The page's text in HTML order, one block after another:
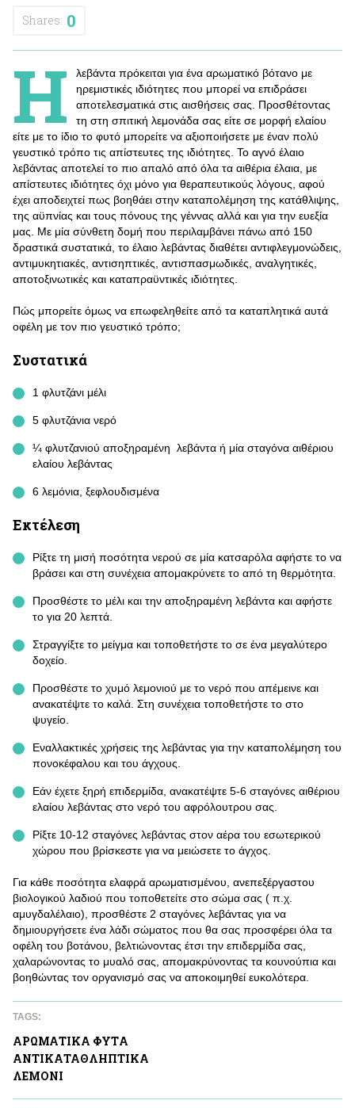
Shares: 0
Η
λεβάντα πρόκειται για ένα αρωματικό βότανο με
ηρεμιστικές ιδιότητες που μπορεί να επιδράσει
αποτελεσματικά στις αισθήσεις σας. Προσθέτοντας
τη στη σπιτική λεμονάδα σας είτε σε μορφή ελαίου
είτε με το ίδιο το φυτό μπορείτε να αξιοποιήσετε με έναν πολύ
γευστικό τρόπο τις απίστευτες της ιδιότητες. Το αγνό έλαιο
λεβάντας αποτελεί το πιο απαλό από όλα τα αιθέρια έλαια, με
απίστευτες ιδιότητες όχι μόνο για θεραπευτικούς λόγους, αφού
έχει αποδειχτεί πως βοηθάει στην καταπολέμηση της κατάθλιψης,
της αϋπνίας και τους πόνους της γέννας αλλά και για την ευεξία
μας. Με μία σύνθετη δομή που περιλαμβάνει πάνω από 150
δραστικά συστατικά, το έλαιο λεβάντας διαθέτει αντιφλεγμονώδεις,
αντιμυκητιακές, αντισηπτικές, αντισπασμωδικές, αναλγητικές,
αποτοξινωτικές και καταπραϋντικές ιδιότητες.
Πώς μπορείτε όμως να επωφεληθείτε από τα καταπλητικά αυτά
οφέλη με τον πιο γευστικό τρόπο;
Συστατικά
1 φλυτζάνι μέλι
5 φλυτζάνια νερό
¼ φλυτζανιού αποξηραμένη λεβάντα ή μία σταγόνα αιθέριου
ελαίου λεβάντας
6 λεμόνια, ξεφλουδισμένα
Εκτέλεση
Ρίξτε τη μισή ποσότητα νερού σε μία κατσαρόλα αφήστε το να
βράσει και στη συνέχεια απομακρύνετε το από τη θερμότητα.
Προσθέστε το μέλι και την αποξηραμένη λεβάντα και αφήστε
το για 20 λεπτά.
Στραγγίξτε το μείγμα και τοποθετήστε το σε ένα μεγαλύτερο
δοχείο.
Προσθέστε το χυμό λεμονιού με το νερό που απέμεινε και
ανακατέψτε το καλά. Στη συνέχεια τοποθετήστε το στο
ψυγείο.
Εναλλακτικές χρήσεις της λεβάντας για την καταπολέμηση του
πονοκέφαλου και του άγχους.
Εάν έχετε ξηρή επιδερμίδα, ανακατέψτε 5-6 σταγόνες αιθέριου
ελαίου λεβάντας στο νερό του αφρόλουτρου σας.
Ρίξτε 10-12 σταγόνες λεβάντας στον αέρα του εσωτερικού
χώρου που βρίσκεστε για να μειώσετε το άγχος.
Για κάθε ποσότητα ελαφρά αρωματισμένου, ανεπεξέργαστου
βιολογικού λαδιού που τοποθετείτε στο σώμα σας ( π.χ.
αμυγδαλέλαιο), προσθέστε 2 σταγόνες λεβάντας για να
δημιουργήσετε ένα λάδι σώματος που θα σας προσφέρει όλα τα
οφέλη του βοτάνου, βελτιώνοντας έτσι την επιδερμίδα σας,
χαλαρώνοντας το μυαλό σας, απομακρύνοντας τα κουνούπια και
βοηθώντας τον οργανισμό σας να αποκοιμηθεί ευκολότερα.
TAGS:
ΑΡΩΜΑΤΙΚA ΦΥΤA
ΑΝΤΙΚΑΤΑΘΛΗΠΤΙΚA
ΛΕΜΟΝΙ